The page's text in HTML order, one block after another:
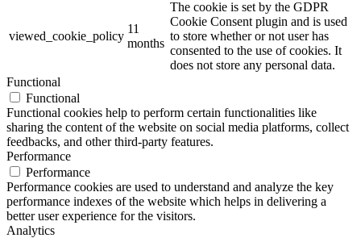
viewed_cookie_policy
11
months
The cookie is set by the GDPR
Cookie Consent plugin and is used
to store whether or not user has
consented to the use of cookies. It
does not store any personal data.
Functional
Functional
Functional cookies help to perform certain functionalities like
sharing the content of the website on social media platforms, collect
feedbacks, and other third-party features.
Performance
Performance
Performance cookies are used to understand and analyze the key
performance indexes of the website which helps in delivering a
better user experience for the visitors.
Analytics